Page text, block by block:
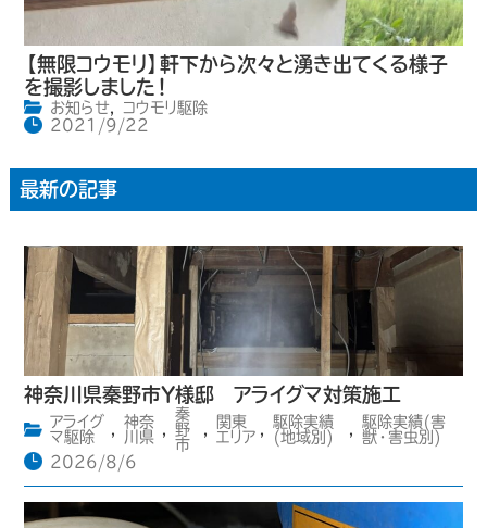
【無限コウモリ】軒下から次々と湧き出てくる様子
を撮影しました！
お知らせ,
コウモリ駆除
2021/9/22
最新の記事
神奈川県秦野市Y様邸 アライグマ対策施工
アライグ
マ駆除
,
神奈
川県 ,
秦
野
市
,
関東
エリア ,
駆除実績
(地域別)
,
駆除実績(害
獣・害虫別)
2026/8/6